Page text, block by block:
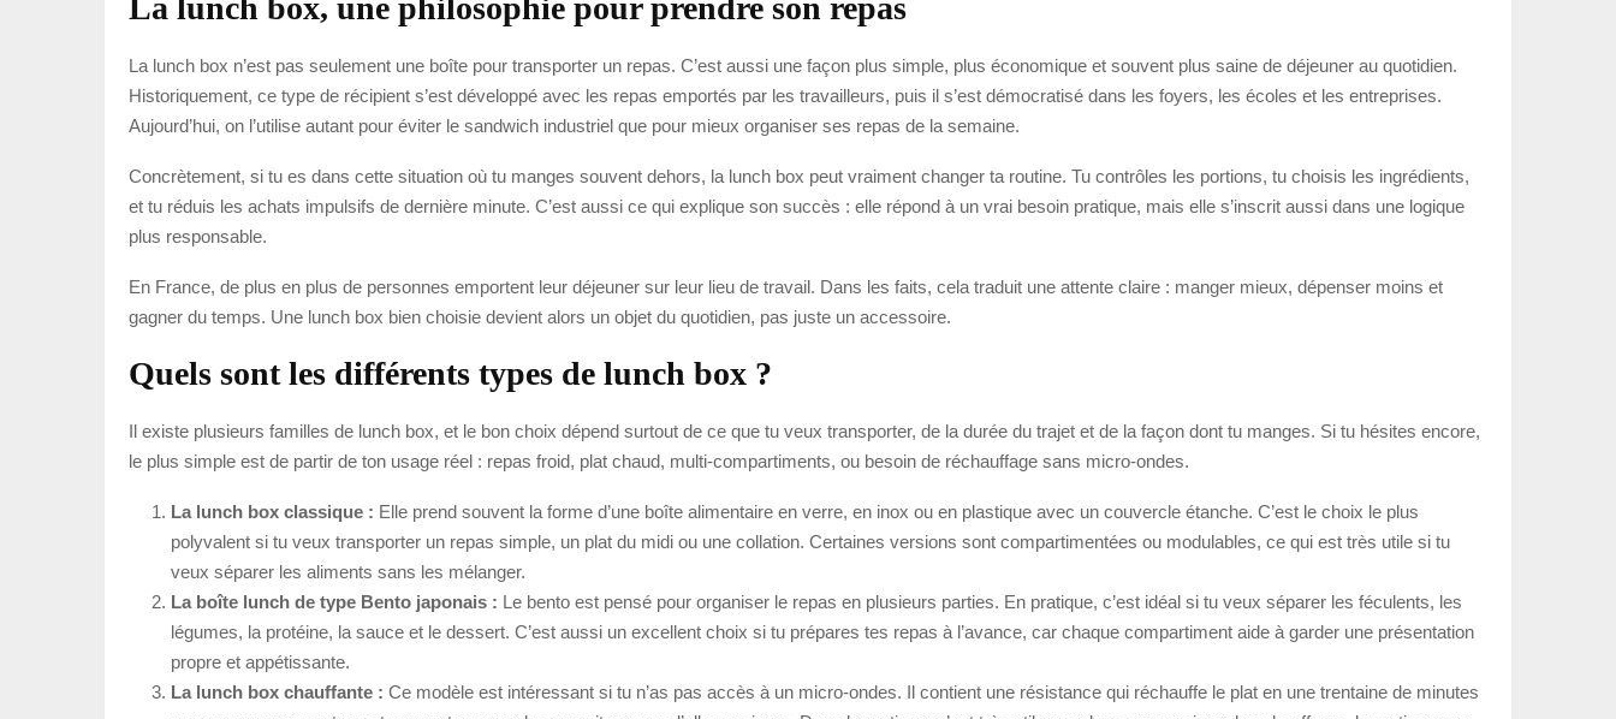
La lunch box n’est pas seulement une boîte pour transporter un repas. C’est aussi une façon plus simple, plus économique et souvent plus saine de déjeuner au quotidien.
Historiquement, ce type de récipient s’est développé avec les repas emportés par les travailleurs, puis il s’est démocratisé dans les foyers, les écoles et les entreprises.
Aujourd’hui, on l’utilise autant pour éviter le sandwich industriel que pour mieux organiser ses repas de la semaine.
Concrètement, si tu es dans cette situation où tu manges souvent dehors, la lunch box peut vraiment changer ta routine. Tu contrôles les portions, tu choisis les ingrédients,
et tu réduis les achats impulsifs de dernière minute. C’est aussi ce qui explique son succès : elle répond à un vrai besoin pratique, mais elle s’inscrit aussi dans une logique
plus responsable.
En France, de plus en plus de personnes emportent leur déjeuner sur leur lieu de travail. Dans les faits, cela traduit une attente claire : manger mieux, dépenser moins et
gagner du temps. Une lunch box bien choisie devient alors un objet du quotidien, pas juste un accessoire.
Quels sont les différents types de lunch box ?
Il existe plusieurs familles de lunch box, et le bon choix dépend surtout de ce que tu veux transporter, de la durée du trajet et de la façon dont tu manges. Si tu hésites encore,
le plus simple est de partir de ton usage réel : repas froid, plat chaud, multi-compartiments, ou besoin de réchauffage sans micro-ondes.
La lunch box classique : Elle prend souvent la forme d’une boîte alimentaire en verre, en inox ou en plastique avec un couvercle étanche. C’est le choix le plus
polyvalent si tu veux transporter un repas simple, un plat du midi ou une collation. Certaines versions sont compartimentées ou modulables, ce qui est très utile si tu
veux séparer les aliments sans les mélanger.
La boîte lunch de type Bento japonais : Le bento est pensé pour organiser le repas en plusieurs parties. En pratique, c’est idéal si tu veux séparer les féculents, les
légumes, la protéine, la sauce et le dessert. C’est aussi un excellent choix si tu prépares tes repas à l’avance, car chaque compartiment aide à garder une présentation
propre et appétissante.
La lunch box chauffante : Ce modèle est intéressant si tu n’as pas accès à un micro-ondes. Il contient une résistance qui réchauffe le plat en une trentaine de minutes